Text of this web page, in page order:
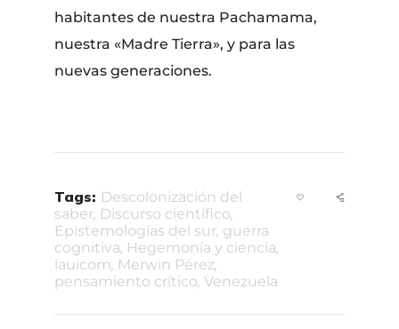
habitantes de nuestra Pachamama,
nuestra «Madre Tierra», y para las
nuevas generaciones.
Tags: Descolonización del
saber Discurso científico
Epistemologías del sur guerra
cognitiva Hegemonía y ciencia
lauicom Merwin Pérez
pensamiento crítico ,Venezuela